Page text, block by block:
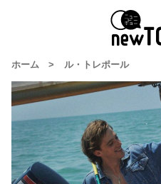
ホーム > ル・トレポール